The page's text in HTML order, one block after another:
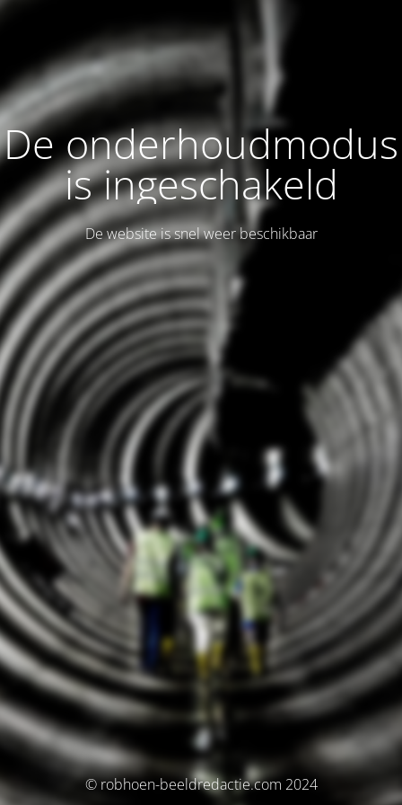
De onderhoudmodus
is ingeschakeld
De website is snel weer beschikbaar
© robhoen-beeldredactie.com 2024